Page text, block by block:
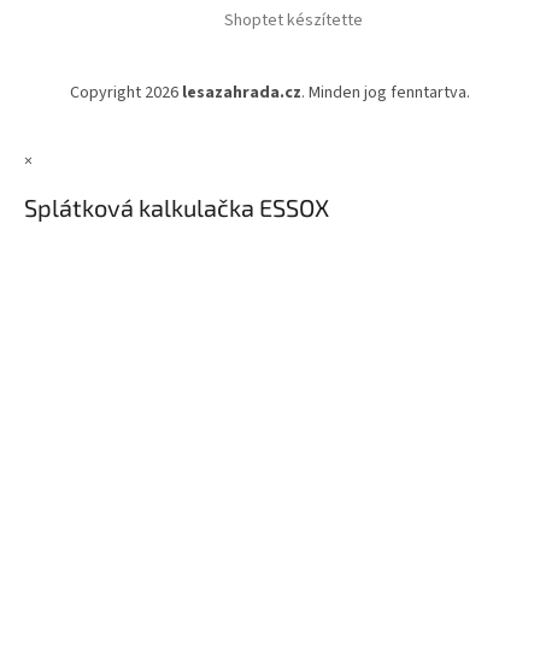
Shoptet készítette
Copyright 2026 lesazahrada.cz. Minden jog fenntartva.
×
Splátková kalkulačka ESSOX